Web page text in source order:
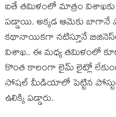
ఐతే తమిళంలో మాత్రం
పడ్డాయి. అక్కడ ఆమెకు బాగానే
కథానాయికగా నటిస్తూనే
విశాఖ.. ఈ మధ్య తమిళంలో
కొంత కాలంగా లైమ్ లైట్లో
సోషల్ మీడియాలో పెట్టిన
ఉలిక్కి పడ్డారు.